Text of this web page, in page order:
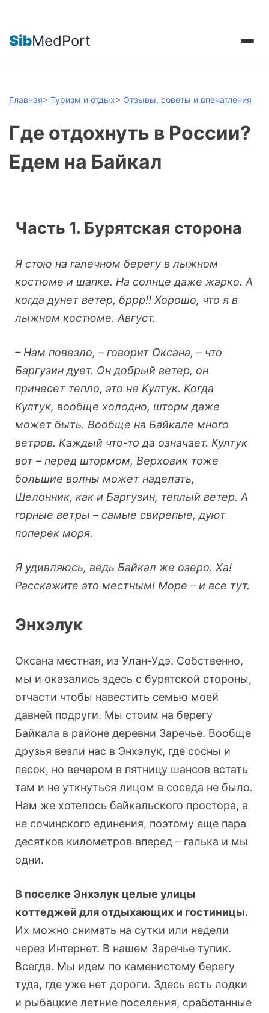
SibMedPort
Главная> Туризм и отдых> Отзывы, советы и впечатления
Где отдохнуть в России?
Едем на Байкал
Часть 1. Бурятская сторона
Я стою на галечном берегу в лыжном
костюме и шапке. На солнце даже жарко. А
когда дунет ветер, бррр!! Хорошо, что я в
лыжном костюме. Август.
– Нам повезло, – говорит Оксана, – что
Баргузин дует. Он добрый ветер, он
принесет тепло, это не Култук. Когда
Култук, вообще холодно, шторм даже
может быть. Вообще на Байкале много
ветров. Каждый что-то да означает. Култук
вот – перед штормом, Верховик тоже
большие волны может наделать,
Шелонник, как и Баргузин, теплый ветер. А
горные ветры – самые свирепые, дуют
поперек моря.
Я удивляюсь, ведь Байкал же озеро. Ха!
Расскажите это местным! Море – и все тут.
Энхэлук
Оксана местная, из Улан-Удэ. Собственно,
мы и оказались здесь с бурятской стороны,
отчасти чтобы навестить семью моей
давней подруги. Мы стоим на берегу
Байкала в районе деревни Заречье. Вообще
друзья везли нас в Энхэлук, где сосны и
песок, но вечером в пятницу шансов встать
там и не уткнуться лицом в соседа не было.
Нам же хотелось байкальского простора, а
не сочинского единения, поэтому еще пара
десятков километров вперед – галька и мы
одни.
В поселке Энхэлук целые улицы
коттеджей для отдыхающих и гостиницы.
Их можно снимать на сутки или недели
через Интернет. В нашем Заречье тупик.
Всегда. Мы идем по каменистому берегу
туда, где уже нет дороги. Здесь есть лодки
и рыбацкие летние поселения, сработанные